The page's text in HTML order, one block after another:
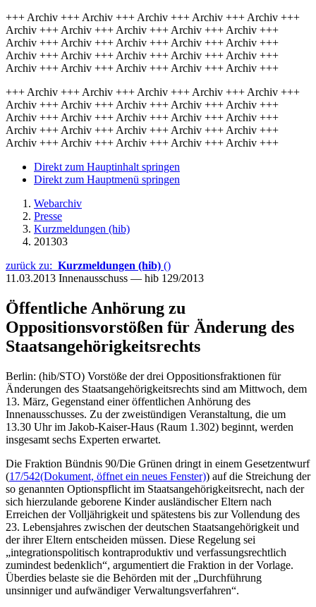
+++ Archiv +++ Archiv +++ Archiv +++ Archiv +++ Archiv +++
Archiv +++ Archiv +++ Archiv +++ Archiv +++ Archiv +++
Archiv +++ Archiv +++ Archiv +++ Archiv +++ Archiv +++
Archiv +++ Archiv +++ Archiv +++ Archiv +++ Archiv +++
Archiv +++ Archiv +++ Archiv +++ Archiv +++ Archiv +++
+++ Archiv +++ Archiv +++ Archiv +++ Archiv +++ Archiv +++
Archiv +++ Archiv +++ Archiv +++ Archiv +++ Archiv +++
Archiv +++ Archiv +++ Archiv +++ Archiv +++ Archiv +++
Archiv +++ Archiv +++ Archiv +++ Archiv +++ Archiv +++
Archiv +++ Archiv +++ Archiv +++ Archiv +++ Archiv +++
Direkt zum Hauptinhalt springen
Direkt zum Hauptmenü springen
Webarchiv
Presse
Kurzmeldungen (hib)
201303
zurück zu: Kurzmeldungen (hib) ()
11.03.2013 Innenausschuss — hib 129/2013
Öffentliche Anhörung zu
Oppositionsvorstößen für Änderung des
Staatsangehörigkeitsrechts
Berlin: (hib/STO) Vorstöße der drei Oppositionsfraktionen für
Änderungen des Staatsangehörigkeitsrechts sind am Mittwoch, dem
13. März, Gegenstand einer öffentlichen Anhörung des
Innenausschusses. Zu der zweistündigen Veranstaltung, die um
13.30 Uhr im Jakob-Kaiser-Haus (Raum 1.302) beginnt, werden
insgesamt sechs Experten erwartet.
Die Fraktion Bündnis 90/Die Grünen dringt in einem Gesetzentwurf
(17/542(Dokument, öffnet ein neues Fenster)) auf die Streichung der
so genannten Optionspflicht im Staatsangehörigkeitsrecht, nach der
sich hierzulande geborene Kinder ausländischer Eltern nach
Erreichen der Volljährigkeit und spätestens bis zur Vollendung des
23. Lebensjahres zwischen der deutschen Staatsangehörigkeit und
der ihrer Eltern entscheiden müssen. Diese Regelung sei
„integrationspolitisch kontraproduktiv und verfassungsrechtlich
zumindest bedenklich“, argumentiert die Fraktion in der Vorlage.
Überdies belaste sie die Behörden mit der „Durchführung
unsinniger und aufwändiger Verwaltungsverfahren“.